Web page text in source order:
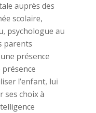
auprès des
scolaire,
psychologue au
parents
présence
l’enfant, lui
ses choix à